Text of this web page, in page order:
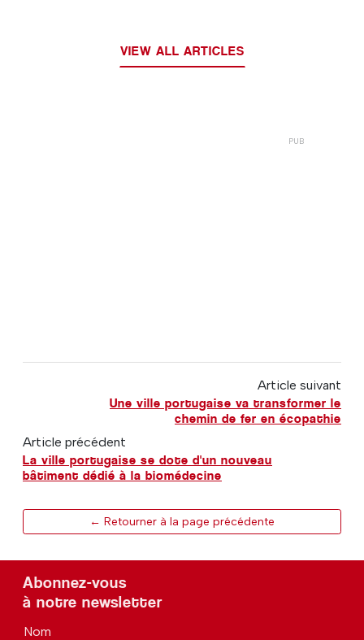
VIEW ALL ARTICLES
Article suivant
Une ville portugaise va transformer le
chemin de fer en écopathie
Article précédent
La ville portugaise se dote d'un nouveau
bâtiment dédié à la biomédecine
← Retourner à la page précédente
Abonnez-vous
à notre newsletter
Nom